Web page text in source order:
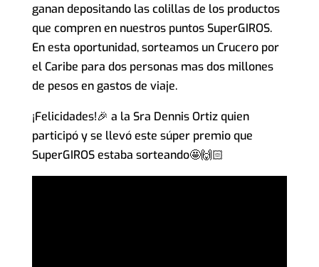
ganan depositando las colillas de los productos
que compren en nuestros puntos SuperGIROS.
En esta oportunidad, sorteamos un Crucero por
el Caribe para dos personas mas dos millones
de pesos en gastos de viaje.
¡Felicidades!🎉 a la Sra Dennis Ortiz quien
participó y se llevó este súper premio que
SuperGIROS estaba sorteando🤩🙌🏻